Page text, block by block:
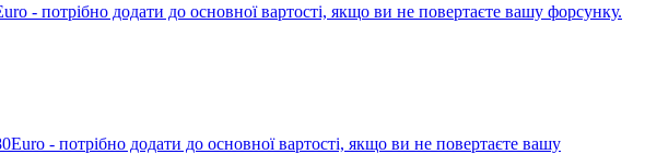
- потрібно додати до основної вартості, якщо ви не повертаєте вашу форсунку.